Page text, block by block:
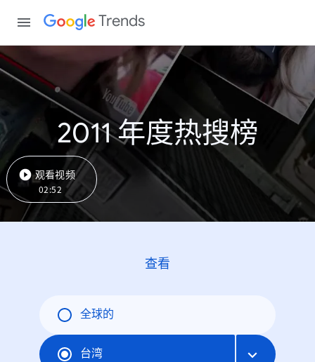
Trends
2011 年度热搜榜
观看视频
02:52
查看
全球的
台湾